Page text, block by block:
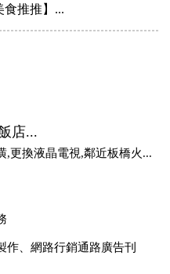
食推推】...
店...
,更換液晶電視,鄰近板橋火...
作、網路行銷通路廣告刊
，全面優惠中....